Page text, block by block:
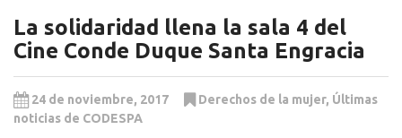
La solidaridad llena la sala 4 del
Cine Conde Duque Santa Engracia
24 de noviembre, 2017 Derechos de la mujer, Últimas
noticias de CODESPA